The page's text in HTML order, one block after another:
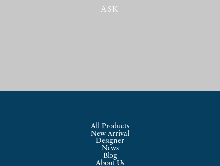
ASK
All Products
New Arrival
Designer
News
Blog
About Us